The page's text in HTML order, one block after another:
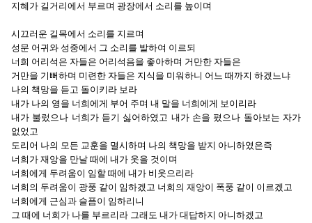
지혜가 길거리에서 부르며 광장에서 소리를 높이며
시끄러운 길목에서 소리를 지르며
성문 어귀와 성중에서 그 소리를 발하여 이르되
너희 어리석은 자들은 어리석음을 좋아하며 거만한 자들은
거만을 기뻐하며 미련한 자들은 지식을 미워하니 어느 때까지 하겠느냐
나의 책망을 듣고 돌이키라 보라
내가 나의 영을 너희에게 부어 주며 내 말을 너희에게 보이리라
내가 불렀으나 너희가 듣기 싫어하였고 내가 손을 폈으나 돌아보는 자가
없었고
도리어 나의 모든 교훈을 멸시하며 나의 책망을 받지 아니하였은즉
너희가 재앙을 만날 때에 내가 웃을 것이며
너희에게 두려움이 임할 때에 내가 비웃으리라
너희의 두려움이 광풍 같이 임하겠고 너희의 재앙이 폭풍 같이 이르겠고
너희에게 근심과 슬픔이 임하리니
그 때에 너희가 나를 부르리라 그래도 내가 대답하지 아니하겠고